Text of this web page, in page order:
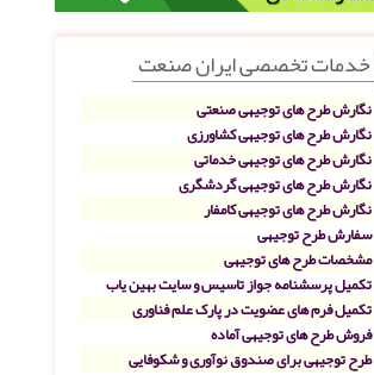
خدمات تخصصی ایران صنعت
نگارش طرح های توجیهی صنعتی
نگارش طرح های توجیهی کشاورزی
نگارش طرح های توجیهی خدماتی
نگارش طرح های توجیهی گردشگری
نگارش طرح های توجیهی کامفار
سفارش طرح توجیهی
مشخصات طرح های توجیهی
تکمیل پرسشنامه جواز تاسیس و سایت بهین یاب
تکمیل فرم های عضویت در پارک علم فناوری
فروش طرح های توجیهی آماده
طرح توجیهی برای صندوق نوآوری و شکوفایی